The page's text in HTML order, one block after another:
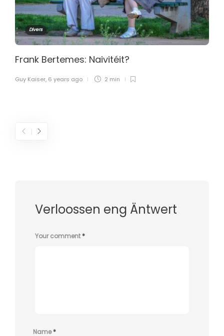
Divers
Frank Bertemes: Naivitéit?
Guy Kaiser, 6 years ago 2 min
Verloossen eng Äntwert
Your comment*
Name*